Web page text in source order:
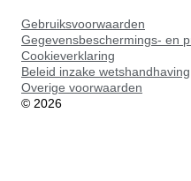
Gebruiksvoorwaarden
Gegevensbeschermings- en
Cookieverklaring
Beleid inzake wetshandhaving
Overige voorwaarden
© 2026